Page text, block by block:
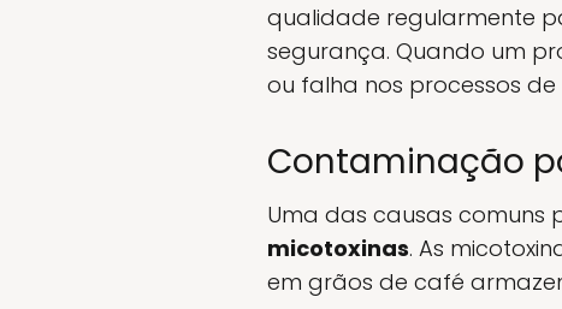
qualidade regularmente
segurança. Quando um
ou falha nos processos
Contaminação
Uma das causas comuns
micotoxinas. As
em grãos de café